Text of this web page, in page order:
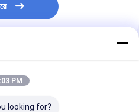
PM
looking for?